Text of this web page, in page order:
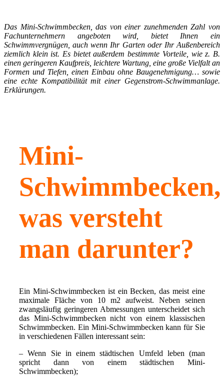
Das Mini-Schwimmbecken, das von einer zunehmenden Zahl von
Fachunternehmern angeboten wird, bietet Ihnen ein
Schwimmvergnügen, auch wenn Ihr Garten oder Ihr Außenbereich
ziemlich klein ist. Es bietet außerdem bestimmte Vorteile, wie z. B.
einen geringeren Kaufpreis, leichtere Wartung, eine große Vielfalt an
Formen und Tiefen, einen Einbau ohne Baugenehmigung… sowie
eine echte Kompatibilität mit einer Gegenstrom-Schwimmanlage.
Erklärungen.
Mini-
Schwimmbecken,
was versteht
man darunter?
Ein Mini-Schwimmbecken ist ein Becken, das meist eine
maximale Fläche von 10 m2 aufweist. Neben seinen
zwangsläufig geringeren Abmessungen unterscheidet sich
das Mini-Schwimmbecken nicht von einem klassischen
Schwimmbecken. Ein Mini-Schwimmbecken kann für Sie
in verschiedenen Fällen interessant sein:
– Wenn Sie in einem städtischen Umfeld leben (man
spricht dann von einem städtischen Mini-
Schwimmbecken);